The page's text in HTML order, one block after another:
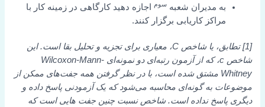
به مدیران شعبهسوم اجازه دهید کارگاهی در زمینه کار با
مراکز کاریابی برگزار کنند.
[1] تطابق، یا شاخص C، معیاری برای تجزیه و تحلیل بقا است. این
شاخص c، که از آزمون رتبه‌ای دو نمونه‌ای Wilcoxon-Mann-
Whitney مشتق شده است، با در نظر گرفتن همه جفت‌های ممکن از
موضوعات به گونه‌ای محاسبه می‌شود که یک آزمودنی پاسخ داده و
دیگری پاسخ نداده است. شاخص نسبت چنین جفت هایی است که